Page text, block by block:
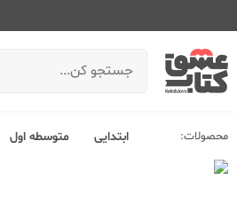
محصولات: ابتدایی متوسطه اول